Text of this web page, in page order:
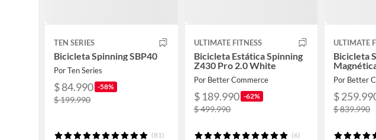
TEN SERIES
Bicicleta Spinning SBP40
Por Ten Series
$ 84.990 -58%
$ 199.990
(81)
ULTIMATE FITNESS
Bicicleta Estática Spinning
Z430 Pro 2.0 White
Por Better Commerce
$ 189.990 -62%
$ 499.990
(6)
ULTIMATE
Bicicleta
Por Better
$
$ 839.990